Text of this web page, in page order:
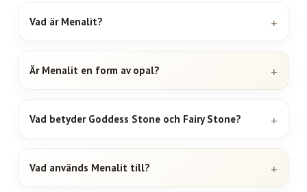
Vad är Menalit?
Är Menalit en form av opal?
Vad betyder Goddess Stone och Fairy Stone?
Vad används Menalit till?